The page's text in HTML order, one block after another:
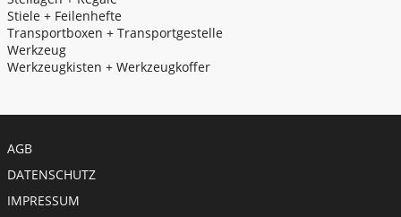
Stiele + Feilenhefte
Transportboxen + Transportgestelle
Werkzeug
Werkzeugkisten + Werkzeugkoffer
Meta menu
AGB
DATENSCHUTZ
IMPRESSUM